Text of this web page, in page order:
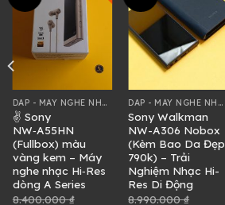
DAP - MÁY NGHE NHẠC
✌ Sony
NW‑A55HN
(Fullbox) màu
vàng kem – Máy
nghe nhạc Hi‑Res
dòng A Series
8.400.000₫
DAP - MÁY NGHE NHẠC
Sony Walkman
NW-A306 Nobox
(Kèm Bao Da Đẹp
790k) – Trải
Nghiệm Nhạc Hi-
Res Di Động
8.990.000₫